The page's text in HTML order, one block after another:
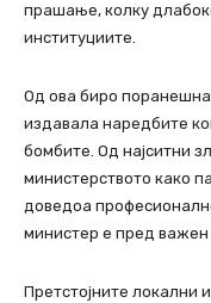
прашање, колку
институциите.
Од ова биро
издавала наредбите
бомбите. Од најситни
министерството како
доведоа
министер е пред важен
Претстојните локални